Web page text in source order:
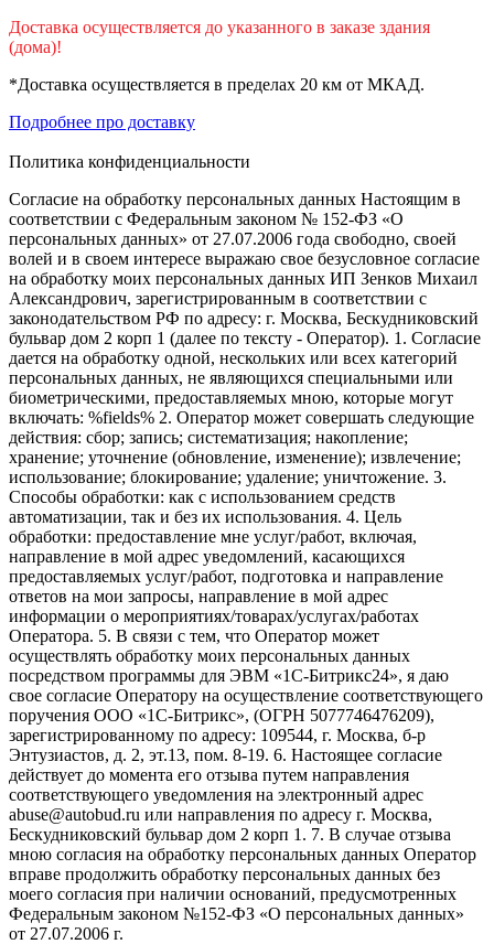
Доставка осуществляется до указанного в заказе здания
(дома)!
*Доставка осуществляется в пределах 20 км от МКАД.
Подробнее про доставку
Политика конфиденциальности
Согласие на обработку персональных данных Настоящим в
соответствии с Федеральным законом № 152-ФЗ «О
персональных данных» от 27.07.2006 года свободно, своей
волей и в своем интересе выражаю свое безусловное согласие
на обработку моих персональных данных ИП Зенков Михаил
Александрович, зарегистрированным в соответствии с
законодательством РФ по адресу: г. Москва, Бескудниковский
бульвар дом 2 корп 1 (далее по тексту - Оператор). 1. Согласие
дается на обработку одной, нескольких или всех категорий
персональных данных, не являющихся специальными или
биометрическими, предоставляемых мною, которые могут
включать: %fields% 2. Оператор может совершать следующие
действия: сбор; запись; систематизация; накопление;
хранение; уточнение (обновление, изменение); извлечение;
использование; блокирование; удаление; уничтожение. 3.
Способы обработки: как с использованием средств
автоматизации, так и без их использования. 4. Цель
обработки: предоставление мне услуг/работ, включая,
направление в мой адрес уведомлений, касающихся
предоставляемых услуг/работ, подготовка и направление
ответов на мои запросы, направление в мой адрес
информации о мероприятиях/товарах/услугах/работах
Оператора. 5. В связи с тем, что Оператор может
осуществлять обработку моих персональных данных
посредством программы для ЭВМ «1С-Битрикс24», я даю
свое согласие Оператору на осуществление соответствующего
поручения ООО «1С-Битрикс», (ОГРН 5077746476209),
зарегистрированному по адресу: 109544, г. Москва, б-р
Энтузиастов, д. 2, эт.13, пом. 8-19. 6. Настоящее согласие
действует до момента его отзыва путем направления
соответствующего уведомления на электронный адрес
abuse@autobud.ru или направления по адресу г. Москва,
Бескудниковский бульвар дом 2 корп 1. 7. В случае отзыва
мною согласия на обработку персональных данных Оператор
вправе продолжить обработку персональных данных без
моего согласия при наличии оснований, предусмотренных
Федеральным законом №152-ФЗ «О персональных данных»
от 27.07.2006 г.